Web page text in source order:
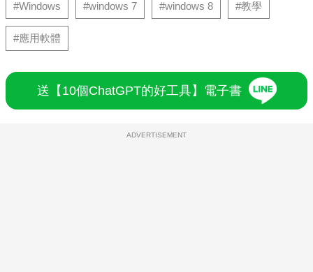
#Windows #windows 7 #windows 8 #教學
#應用軟體
送【10個ChatGPT的好工具】電子書
ADVERTISEMENT